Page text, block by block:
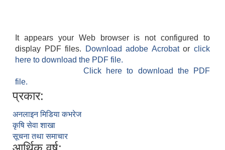
It appears your Web browser is not configured to
display PDF files.
Download adobe Acrobatorclick
here to download the PDF file.
Click here to download the PDF
file.
प्रकार:
अनलाइन मिडिया कभरेज
कृषि सेवा शाखा
सूचना तथा समाचार